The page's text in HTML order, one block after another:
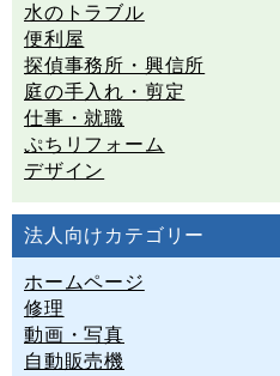
水のトラブル
便利屋
探偵事務所・興信所
庭の手入れ・剪定
仕事・就職
ぷちリフォーム
デザイン
法人向けカテゴリー
ホームページ
修理
動画・写真
自動販売機